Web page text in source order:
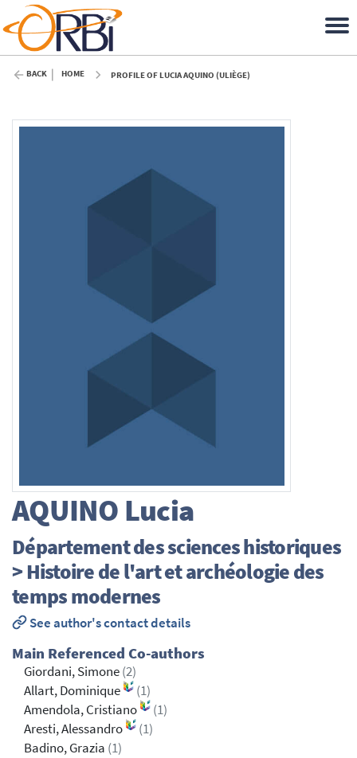
BACK HOME PROFILE OF LUCIA AQUINO (ULIÈGE)
AQUINO Lucia
Département des sciences historiques
> Histoire de l'art et archéologie des
temps modernes
See author's contact details
Main Referenced Co-authors
Giordani, Simone(2)
Allart, Dominique
(1)
Amendola, Cristiano
(1)
Aresti, Alessandro
(1)
Badino, Grazia (1)